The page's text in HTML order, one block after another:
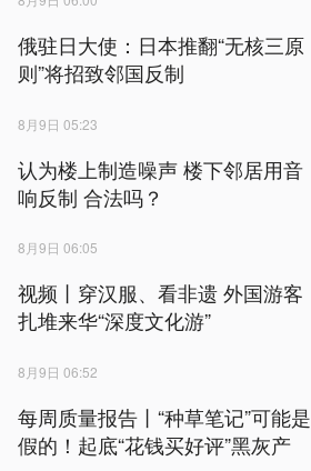
俄驻日大使：日本推翻“无核三原
则”将招致邻国反制
8月9日 05:23
认为楼上制造噪声 楼下邻居用音
响反制 合法吗？
8月9日 06:05
视频丨穿汉服、看非遗 外国游客
扎堆来华“深度文化游”
8月9日 06:52
每周质量报告丨“种草笔记”可能是
假的！起底“花钱买好评”黑灰产